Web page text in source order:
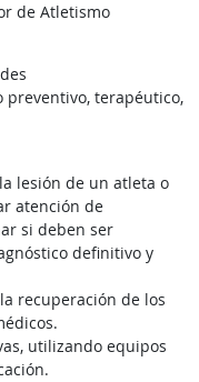
de Atletismo
preventivo, terapéutico,
lesión de un atleta o
atención de
si deben ser
definitivo y
recuperación de los
utilizando equipos